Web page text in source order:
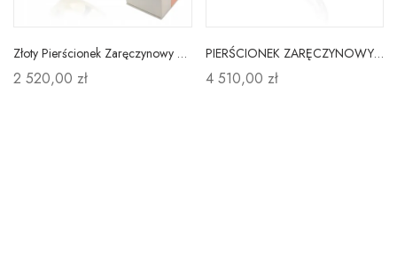
Złoty Pierścionek Zaręczynowy Granat Diamenty 585
2 520,00 zł
PIERŚCIONEK ZARĘCZYNOWY 585 BIAŁE ZŁOTO DIAMENT
4 510,00 zł